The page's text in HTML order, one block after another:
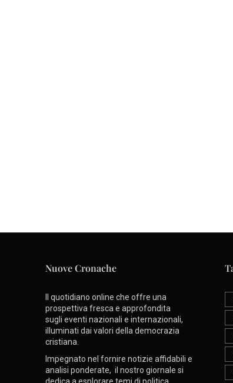
Nuove Cronache
Il quotidiano online che offre una
prospettiva fresca e approfondita
sugli eventi nazionali e internazionali,
illuminati dai valori della democrazia
cristiana.
Impegnato nel fornire notizie affidabili e
analisi ponderate, il nostro giornale si
dedica a esplorare temi di politica,